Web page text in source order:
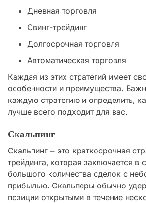
Дневная торговля
Свинг-трейдинг
Долгосрочная торговля
Автоматическая торговля
Каждая из этих стратегий имеет
особенности и преимущества.
каждую стратегию и определить‚
лучше всего подходит для вас.
Скальпинг
Скальпинг ⏤ это краткосрочная
трейдинга‚ которая заключается в
большого количества сделок с
прибылью. Скальперы обычно
позиции открытыми в течение